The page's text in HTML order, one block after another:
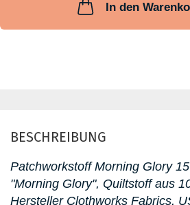
In den
BESCHREIBUNG
Patchworkstoff Morning Glory 15
"Morning Glory", Quiltstoff aus
Hersteller Clothworks Fabrics,